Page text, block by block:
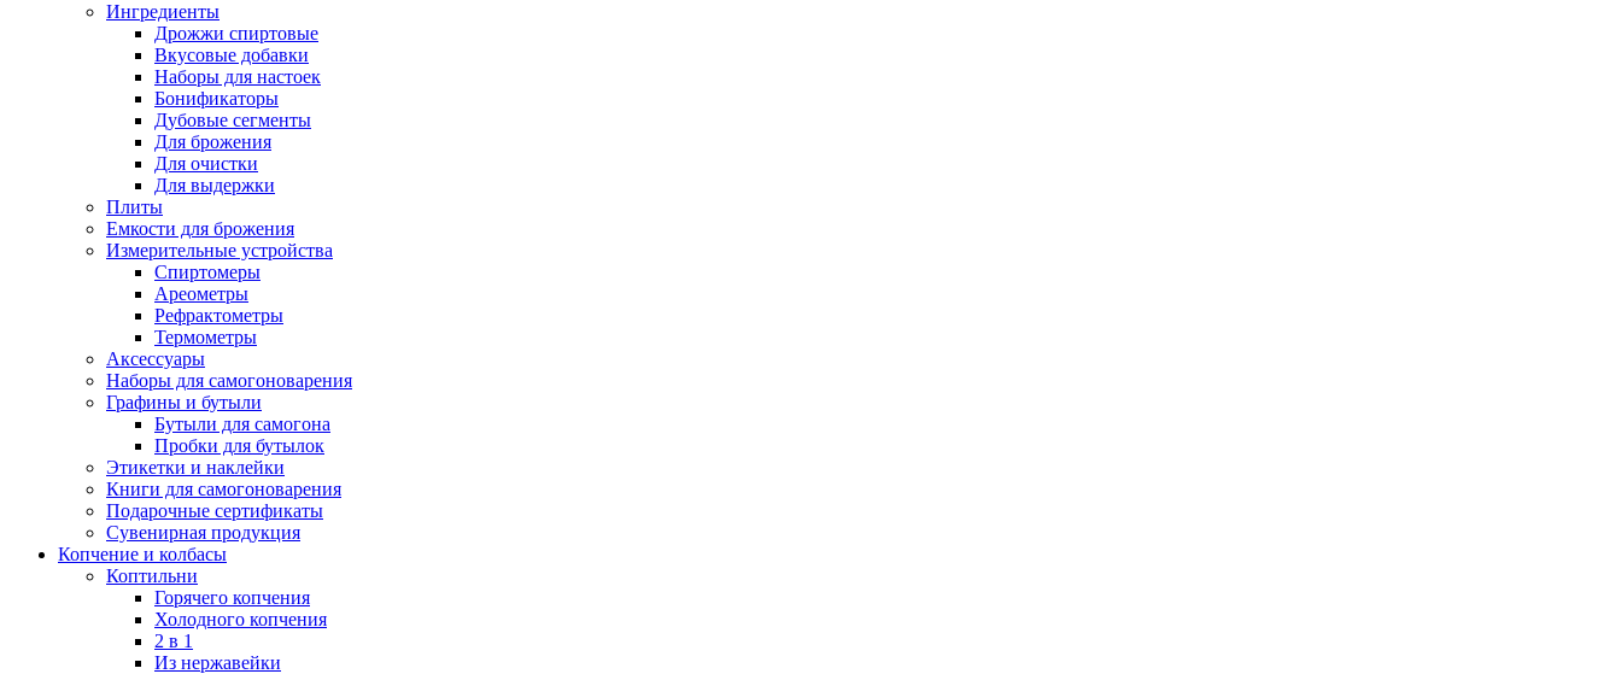
Ингредиенты
Дрожжи спиртовые
Вкусовые добавки
Наборы для настоек
Бонификаторы
Дубовые сегменты
Для брожения
Для очистки
Для выдержки
Плиты
Емкости для брожения
Измерительные устройства
Спиртомеры
Ареометры
Рефрактометры
Термометры
Аксессуары
Наборы для самогоноварения
Графины и бутыли
Бутыли для самогона
Пробки для бутылок
Этикетки и наклейки
Книги для самогоноварения
Подарочные сертификаты
Сувенирная продукция
Копчение и колбасы
Коптильни
Горячего копчения
Холодного копчения
2 в 1
Из нержавейки